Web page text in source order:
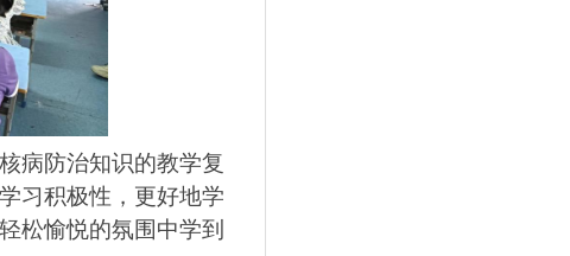
病防治知识的教学复
习积极性，更好地学
松愉悦的氛围中学到